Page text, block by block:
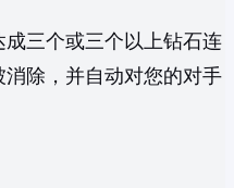
成三个或三个以上钻石连
消除，并自动对您的对手